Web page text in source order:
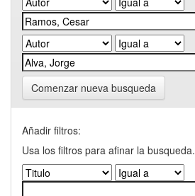
Comenzar nueva busqueda
Añadir filtros:
Usa los filtros para afinar la busqueda.